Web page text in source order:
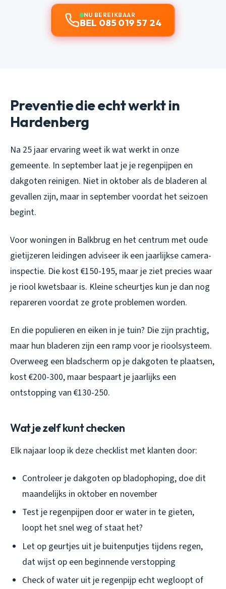
NU BEREIKBAAR
BEL 085 019 57 24
Preventie die echt werkt in
Hardenberg
Na 25 jaar ervaring weet ik wat werkt in onze
gemeente. In september laat je je regenpijpen en
dakgoten reinigen. Niet in oktober als de bladeren al
gevallen zijn, maar in september voordat het seizoen
begint.
Voor woningen in Balkbrug en het centrum met oude
gietijzeren leidingen adviseer ik een jaarlijkse camera-
inspectie. Die kost €150-195, maar je ziet precies waar
je riool kwetsbaar is. Kleine scheurtjes kun je dan nog
repareren voordat ze grote problemen worden.
En die populieren en eiken in je tuin? Die zijn prachtig,
maar hun bladeren zijn een ramp voor je rioolsysteem.
Overweeg een bladscherm op je dakgoten te plaatsen,
kost €200-300, maar bespaart je jaarlijks een
ontstopping van €130-250.
Wat je zelf kunt checken
Elk najaar loop ik deze checklist met klanten door:
Controleer je dakgoten op bladophoping, doe dit
maandelijks in oktober en november
Test je regenpijpen door er water in te gieten,
loopt het snel weg of staat het?
Let op geurtjes uit je buitenputjes tijdens regen,
dat wijst op een beginnende verstopping
Check of water uit je regenpijp echt wegloopt of